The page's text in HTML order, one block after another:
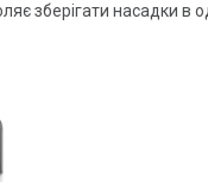
зберігати насадки в